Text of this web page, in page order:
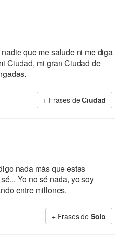
que me salude ni me diga
Ciudad, mi gran Ciudad de
+ Frases de Ciudad
nada más que estas
Yo no sé nada, yo soy
entre millones.
+ Frases de Solo